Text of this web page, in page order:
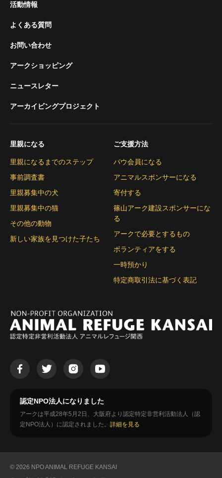
活動情報
よくある質問
お問い合わせ
アークショッピング
ニュースレター
アーカイビングプロジェクト
里親になる
里親になるまでのステップ
事前調査書
里親募集中の犬
里親募集中の猫
その他の動物
新しい家族を見つけた子たち
ご支援方法
パウ会員になる
アニマルスポンサーになる
寄付する
篠山アーク建設スポンサーにな
る
アークで必要とするもの
ボランティアをする
一時預かり
特定商取引法に基づく表記
認定NPO法人になりました
アークは平成28年5月2日、大阪府より認定特定非営利活動法人（認
定NPO法人）に認定されました。 詳細を見る
© 2026 NPO ANIMAL REFUGE KANSAI